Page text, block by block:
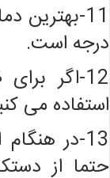
درجه است.
12-اگر
استفاده می
13-در هنگام استفاده از
حتما از